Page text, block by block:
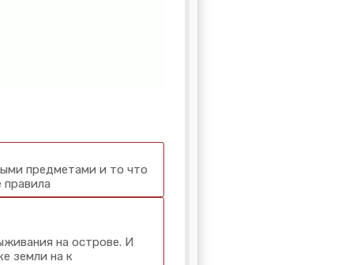
предметами и то что
правила
на острове. И
земли на к